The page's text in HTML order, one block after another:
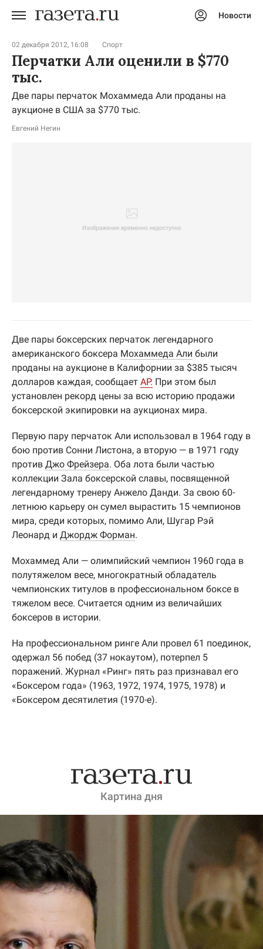
Новости
02 декабря 2012, 16:08 Спорт
Перчатки Али оценили в $770
тыс.
Две пары перчаток Мохаммеда Али проданы на
аукционе в США за $770 тыс.
Евгений Негин
Две пары боксерских перчаток легендарного
американского боксера Мохаммеда Али были
проданы на аукционе в Калифорнии за $385 тысяч
долларов каждая, сообщает AP. При этом был
установлен рекорд цены за всю историю продажи
боксерской экипировки на аукционах мира.
Первую пару перчаток Али использовал в 1964 году в
бою против Сонни Листона, а вторую — в 1971 году
против Джо Фрейзера. Оба лота были частью
коллекции Зала боксерской славы, посвященной
легендарному тренеру Анжело Данди. За свою 60-
летнюю карьеру он сумел вырастить 15 чемпионов
мира, среди которых, помимо Али, Шугар Рэй
Леонард и Джордж Форман.
Мохаммед Али — олимпийский чемпион 1960 года в
полутяжелом весе, многократный обладатель
чемпионских титулов в профессиональном боксе в
тяжелом весе. Считается одним из величайших
боксеров в истории.
На профессиональном ринге Али провел 61 поединок,
одержал 56 побед (37 нокаутом), потерпел 5
поражений. Журнал «Ринг» пять раз признавал его
«Боксером года» (1963, 1972, 1974, 1975, 1978) и
«Боксером десятилетия (1970-е).
Картина дня